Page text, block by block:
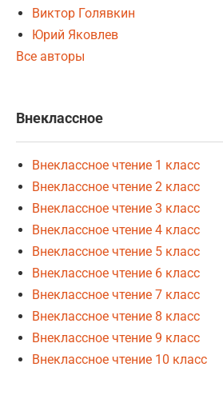
Виктор Голявкин
Юрий Яковлев
Все авторы
Внеклассное
Внеклассное чтение 1 класс
Внеклассное чтение 2 класс
Внеклассное чтение 3 класс
Внеклассное чтение 4 класс
Внеклассное чтение 5 класс
Внеклассное чтение 6 класс
Внеклассное чтение 7 класс
Внеклассное чтение 8 класс
Внеклассное чтение 9 класс
Внеклассное чтение 10 класс